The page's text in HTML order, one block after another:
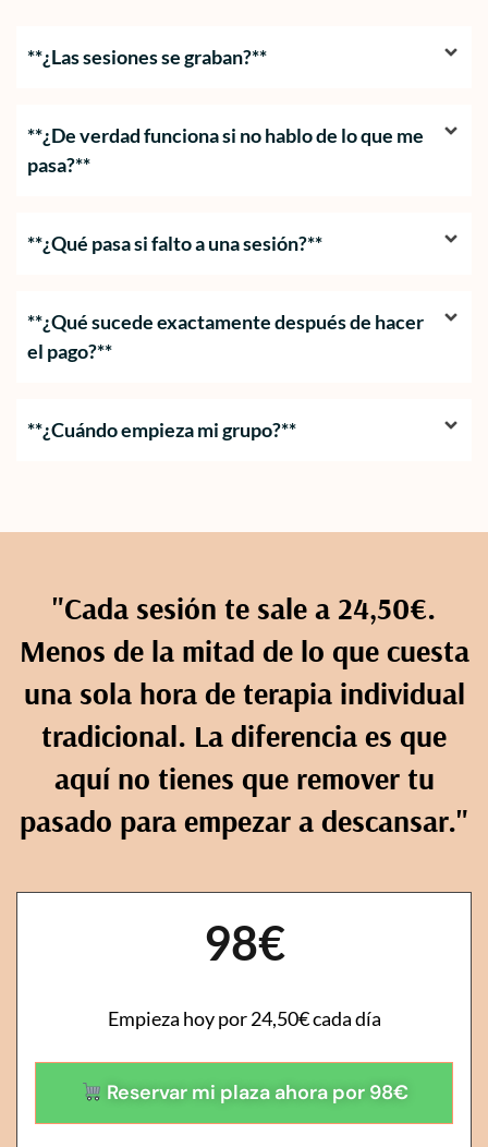
**¿Las sesiones se graban?**
**¿De verdad funciona si no hablo de lo que me
pasa?**
**¿Qué pasa si falto a una sesión?**
**¿Qué sucede exactamente después de hacer
el pago?**
**¿Cuándo empieza mi grupo?**
"Cada sesión te sale a 24,50€.
Menos de la mitad de lo que cuesta
una sola hora de terapia individual
tradicional. La diferencia es que
aquí no tienes que remover tu
pasado para empezar a descansar."
98€
Empieza hoy por 24,50€ cada día
Reservar mi plaza ahora por 98€